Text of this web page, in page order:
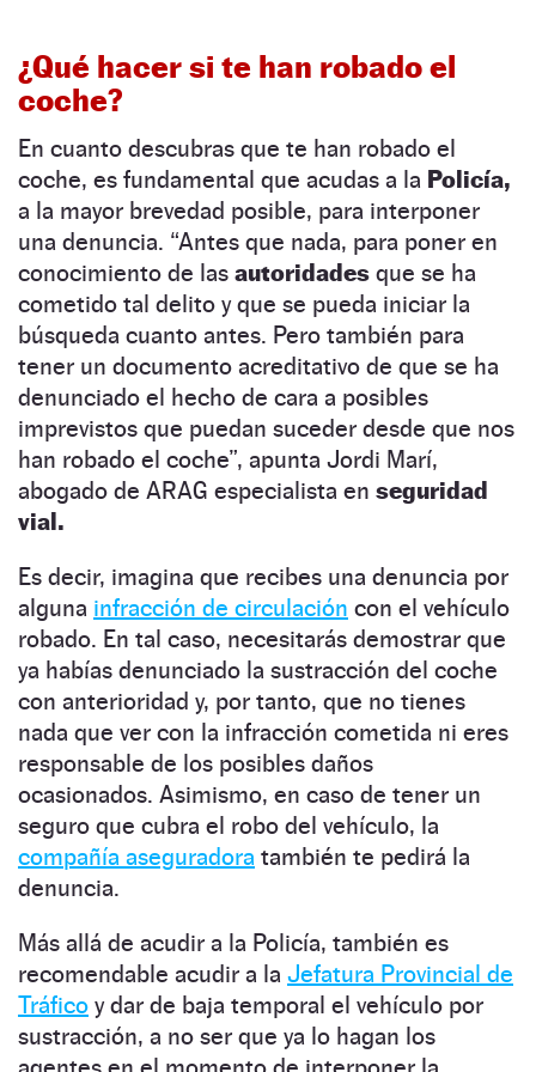
¿Qué hacer si te han robado el
coche?
En cuanto descubras que te han robado el
coche, es fundamental que acudas a la Policía,
a la mayor brevedad posible, para interponer
una denuncia. “Antes que nada, para poner en
conocimiento de las autoridades que se ha
cometido tal delito y que se pueda iniciar la
búsqueda cuanto antes. Pero también para
tener un documento acreditativo de que se ha
denunciado el hecho de cara a posibles
imprevistos que puedan suceder desde que nos
han robado el coche”, apunta Jordi Marí,
abogado de ARAG especialista en seguridad
vial.
Es decir, imagina que recibes una denuncia por
alguna infracción de circulación con el vehículo
robado. En tal caso, necesitarás demostrar que
ya habías denunciado la sustracción del coche
con anterioridad y, por tanto, que no tienes
nada que ver con la infracción cometida ni eres
responsable de los posibles daños
ocasionados. Asimismo, en caso de tener un
seguro que cubra el robo del vehículo, la
compañía aseguradora también te pedirá la
denuncia.
Más allá de acudir a la Policía, también es
recomendable acudir a la Jefatura Provincial de
Tráfico y dar de baja temporal el vehículo por
sustracción, a no ser que ya lo hagan los